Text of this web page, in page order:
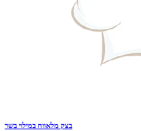
בצק מלאווח במילוי בשר